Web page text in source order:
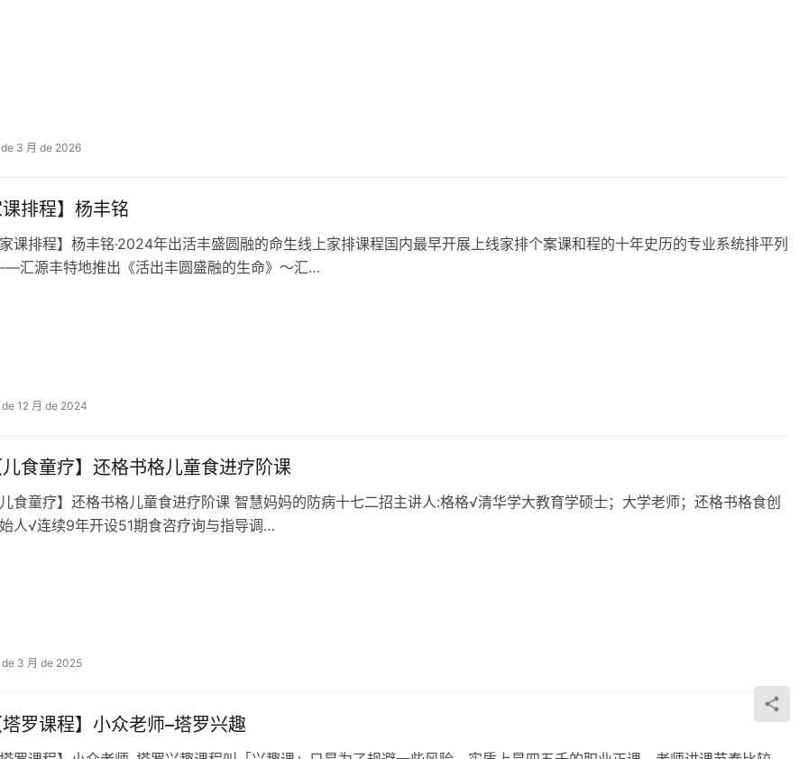
3 月 de 2026
排‬程】杨丰铭
课排‬程】杨丰铭·2024年出活‬丰盛圆融的命生‬线上家排课程国内最早开展上线‬家排个案课和‬程的十年史历‬的专业系统排平列‬
—汇源丰‬特地推出《活出丰圆盛‬融的生命》～汇…
12 月 de 2024
食童‬疗】还格书‬格儿童食进疗‬阶课
食童‬疗】还格书‬格儿童食进疗‬阶课 智慧妈妈的防病十七‬二招​​​​主讲人:格格√清华学大‬教育学硕士；大学老师；还格书‬格食创
人√连续9年开设51期食咨疗‬询与指导调…
3 月 de 2025
罗课程】小众老师–塔罗兴趣